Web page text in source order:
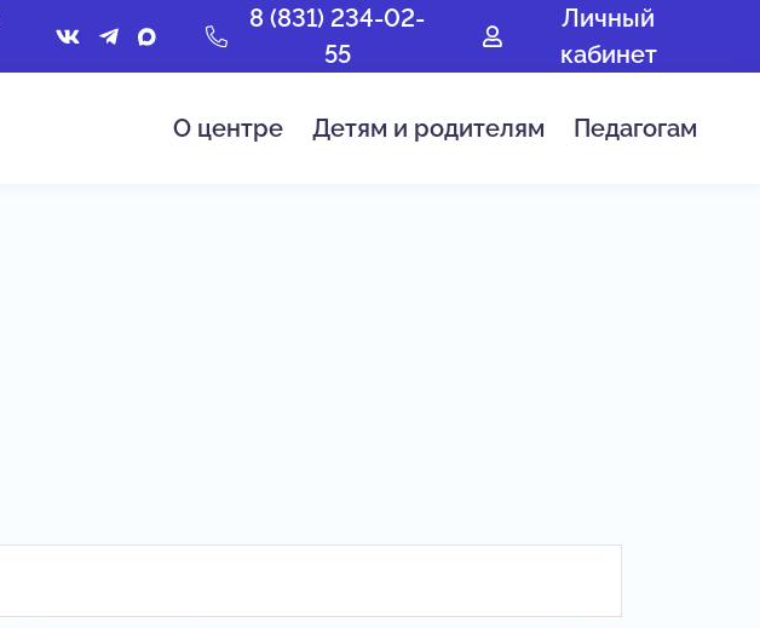
8 (831) 234-02-
55
Личный
кабинет
О центре Детям и родителям Педагогам